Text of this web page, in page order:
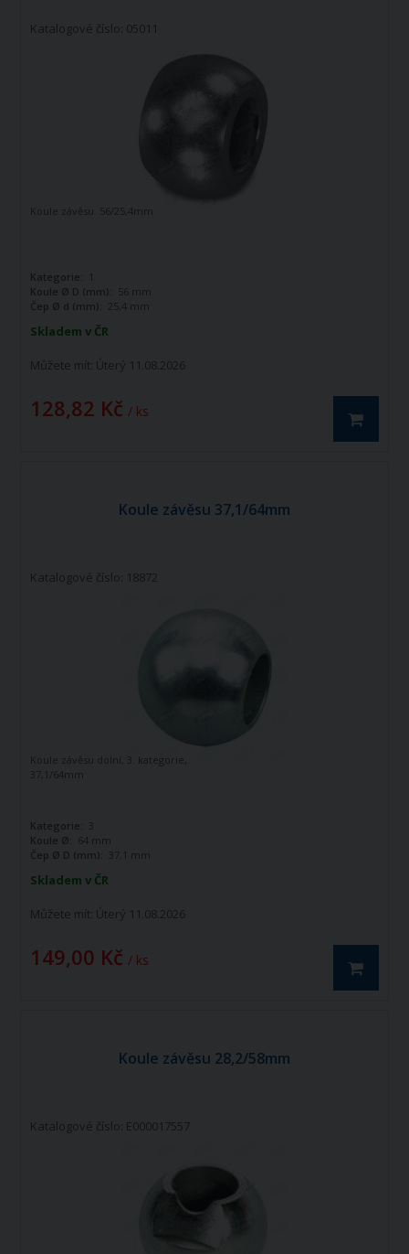
Katalogové číslo: 05011
Skladem v ČR
Můžete mít: Úterý 11.08.2026
128,82 Kč / ks
Koule závěsu 56/25,4mm
Kategorie:
1
Koule Ø D (mm):
56 mm
Čep Ø d (mm):
25,4 mm
Koule závěsu 37,1/64mm
Katalogové číslo: 18872
Skladem v ČR
Můžete mít: Úterý 11.08.2026
149,00 Kč / ks
Koule závěsu dolní, 3. kategorie,
37,1/64mm
Kategorie:
Koule Ø: 64 mm
Čep Ø D (mm):
37,1 mm
Koule závěsu 28,2/58mm
Katalogové číslo: E000017557